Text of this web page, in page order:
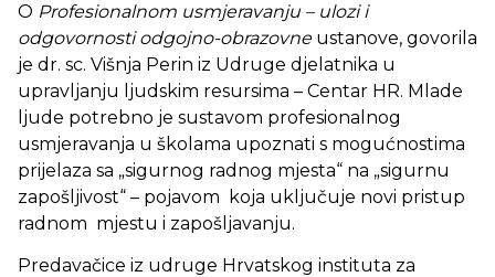
O Profesionalnom usmjeravanju – ulozi i
odgovornosti odgojno-obrazovne ustanove, govorila
je dr. sc. Višnja Perin iz Udruge djelatnika u
upravljanju ljudskim resursima – Centar HR. Mlade
ljude potrebno je sustavom profesionalnog
usmjeravanja u školama upoznati s mogućnostima
prijelaza sa „sigurnog radnog mjesta“ na „sigurnu
zapošljivost“ – pojavom koja uključuje novi pristup
radnom mjestu i zapošljavanju.
Predavačice iz udruge Hrvatskog instituta za